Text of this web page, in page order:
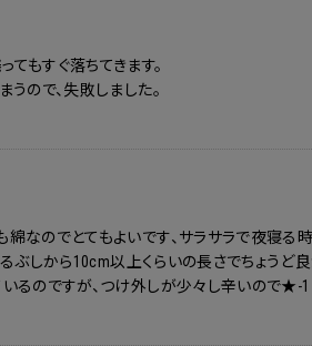
もすぐ落ちてきます。
ので、失敗しました。
なのでとてもよいです、サラサラで夜寝る時
ぶしから10cm以上くらいの長さでちょうど
るのですが、つけ外しが少々し辛いので★-1